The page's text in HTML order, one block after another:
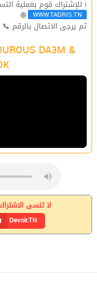
ℹ للإشتراك قوم بعملية التسجيل🔐 في الموقع |
WWW.TADRIS.TN
🌐
ثم يرجى الاتصال بالرقم
DA3M &
لا تنسى
Devoir.TN